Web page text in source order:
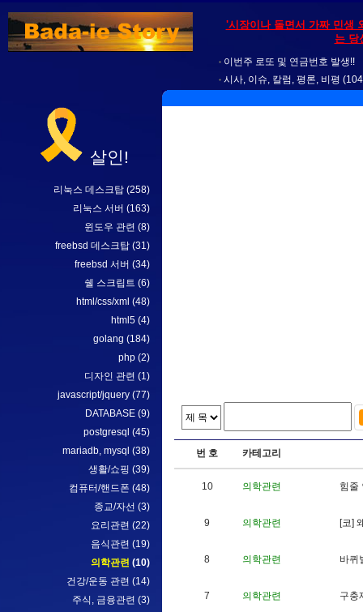
'시장이나 돌면서 가짜 민생
는 당
이번주 로또 및 연금번호 발생!!
시사, 이슈, 칼럼, 평론, 비평
살인!
리눅스 데스크탑 (258)
리눅스 서버 (163)
윈도우 관련 (8)
freebsd 데스크탑 (31)
freebsd 서버 (34)
쉘 스크립트 (6)
html/css/xml (48)
html5 (4)
golang (184)
php (2)
디자인 관련 (1)
javascript/jquery (77)
DATABASE (9)
postgresql (45)
mariadb, mysql (38)
생활/쇼핑 (39)
컴퓨터/핸드폰 (48)
종교/자선 (3)
요리관련 (22)
음식관련 (19)
의학관련 (10)
건강/운동 관련 (14)
주식, 금융관련 (3)
번 호 카테고리
10 의학관련 힘 줄
9 의학관련 [코]
8 의학관련 바퀴
7 의학관련 구충